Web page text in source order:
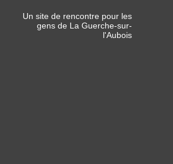
Un site de rencontre pour les
gens de La Guerche-sur-
l'Aubois